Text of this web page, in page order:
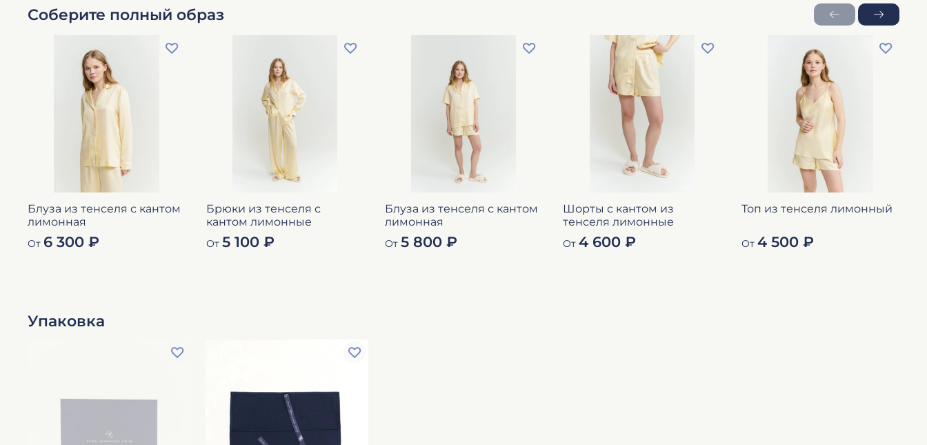
Соберите полный образ
Блуза из тенселя с кантом
лимонная
От 6 300 ₽
Брюки из тенселя с
кантом лимонные
От 5 100 ₽
Блуза из тенселя с кантом
лимонная
От 5 800 ₽
Шорты с кантом из
тенселя лимонные
От 4 600 ₽
Топ из тенселя лимонный
От 4 500 ₽
Упаковка